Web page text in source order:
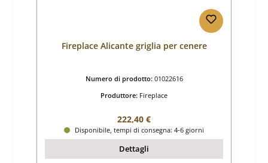
Fireplace Alicante griglia per cenere
Numero di prodotto: 01022616
Produttore: Fireplace
Prezzo normale:
222,40 €
Disponibile, tempi di consegna: 4-6 giorni
Dettagli